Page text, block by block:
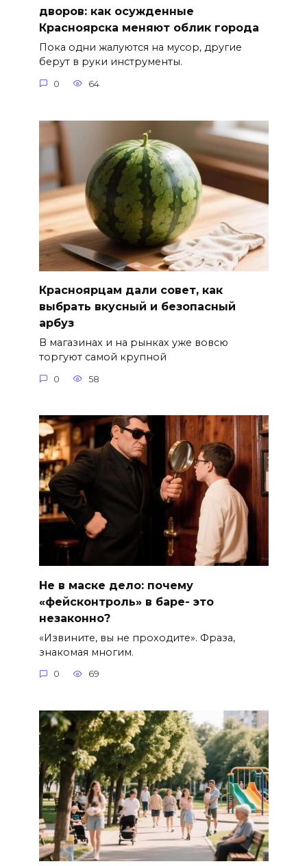
дворов: как осужденные
Красноярска меняют облик города
Пока одни жалуются на мусор, другие
берут в руки инструменты.
0 64
Красноярцам дали совет, как
выбрать вкусный и безопасный
арбуз
В магазинах и на рынках уже вовсю
торгуют самой крупной
0 58
Не в маске дело: почему
«фейсконтроль» в баре- это
незаконно?
«Извините, вы не проходите». Фраза,
знакомая многим.
0 69